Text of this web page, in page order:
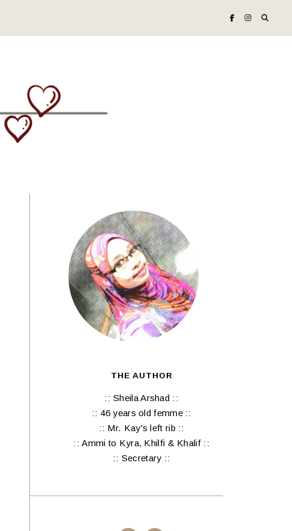
THE AUTHOR
:: Sheila Arshad ::
:: 46 years old femme ::
:: Mr. Kay's left rib ::
:: Ammi to Kyra, Khilfi & Khalif ::
:: Secretary ::